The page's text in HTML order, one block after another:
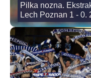
Pilka nozna.
Lech Poznan 1 - 0.